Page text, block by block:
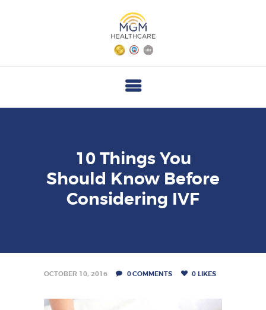
10 Things You
Should Know Before
Considering IVF
M
OCTOBER 10, 2016 0COMMENTS 0 LIKES